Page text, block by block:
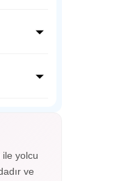
ile yolcu
ve